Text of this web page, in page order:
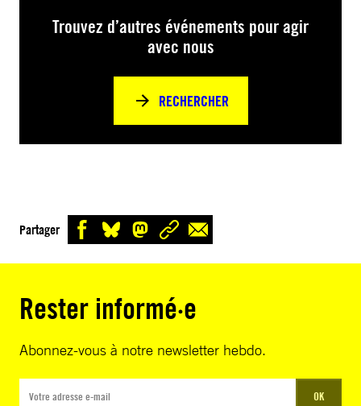
Trouvez d’autres événements pour agir
avec nous
RECHERCHER
Partager
Rester informé·e
Abonnez-vous à notre newsletter hebdo.
OK